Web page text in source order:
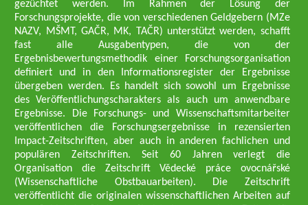
gezüchtet werden. Im Rahmen der Lösung der
Forschungsprojekte, die von verschiedenen Geldgebern (MZe
NAZV, MŠMT, GAČR, MK, TAČR) unterstützt werden, schafft
fast alle Ausgabentypen, die von der
Ergebnisbewertungsmethodik einer Forschungsorganisation
definiert und in den Informationsregister der Ergebnisse
übergeben werden. Es handelt sich sowohl um Ergebnisse
des Veröffentlichungscharakters als auch um anwendbare
Ergebnisse. Die Forschungs- und Wissenschaftsmitarbeiter
veröffentlichen die Forschungsergebnisse in rezensierten
Impact-Zeitschriften, aber auch in anderen fachlichen und
populären Zeitschriften. Seit 60 Jahren verlegt die
Organisation die Zeitschrift Vědecké práce ovocnářské
(Wissenschaftliche Obstbauarbeiten). Die Zeitschrift
veröffentlicht die originalen wissenschaftlichen Arbeiten auf